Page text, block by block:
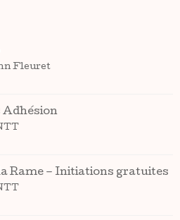
Fleuret
Rame – Initiations gratuites